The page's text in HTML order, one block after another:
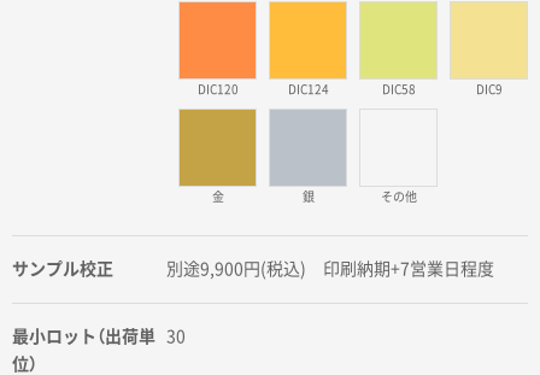
DIC120 DIC124 DIC58 DIC9
金 銀 その他
サンプル校正 別途9,900円(税込) 印刷納期+7営業日程度
最小ロット（出荷単
位）
30